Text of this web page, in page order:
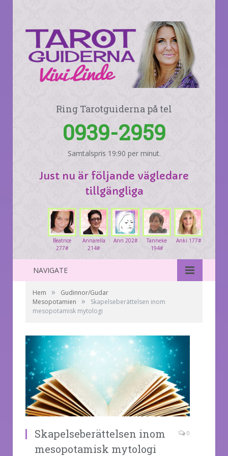
Ring Tarotguiderna på tel
0939-2959
Samtalspris 19:90 per minut.
Just nu är följande vägledare
tillgängliga
Anki 177#
Tanneke
194#
Ann 202#
Annarella
214#
Beatrice
277#
NAVIGATE
Hem »
Gudinnor/Gudar
Mesopotamien
»
Skapelseberättelsen inom
mesopotamisk mytologi
Skapelseberättelsen inom
mesopotamisk mytologi
0